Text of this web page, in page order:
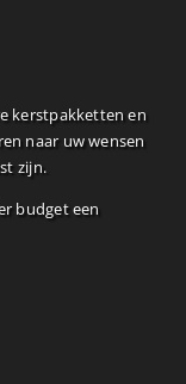
kerstpakketten en
naar uw wensen
zijn.
budget een